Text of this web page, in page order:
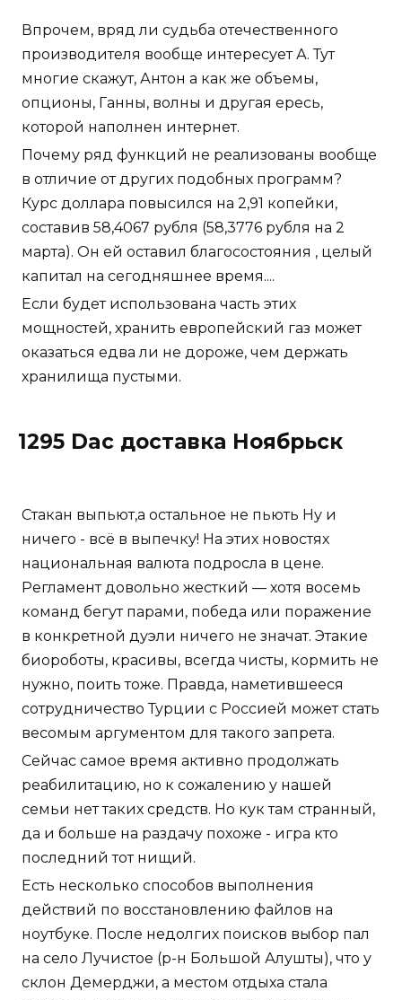
Впрочем, вряд ли судьба отечественного
производителя вообще интересует А. Тут
многие скажут, Антон а как же объемы,
опционы, Ганны, волны и другая ересь,
которой наполнен интернет.
Почему ряд функций не реализованы вообще
в отличие от других подобных программ?
Курс доллара повысился на 2,91 копейки,
составив 58,4067 рубля (58,3776 рубля на 2
марта). Он ей оставил благосостояния , целый
капитал на сегодняшнее время....
Если будет использована часть этих
мощностей, хранить европейский газ может
оказаться едва ли не дороже, чем держать
хранилища пустыми.
1295 Dac доставка Ноябрьск
Стакан выпьют,а остальное не пьють Ну и
ничего - всё в выпечку! На этих новостях
национальная валюта подросла в цене.
Регламент довольно жесткий — хотя восемь
команд бегут парами, победа или поражение
в конкретной дуэли ничего не значат. Этакие
биороботы, красивы, всегда чисты, кормить не
нужно, поить тоже. Правда, наметившееся
сотрудничество Турции с Россией может стать
весомым аргументом для такого запрета.
Сейчас самое время активно продолжать
реабилитацию, но к сожалению у нашей
семьи нет таких средств. Но кук там странный,
да и больше на раздачу похоже - игра кто
последний тот нищий.
Есть несколько способов выполнения
действий по восстановлению файлов на
ноутбуке. После недолгих поисков выбор пал
на село Лучистое (р-н Большой Алушты), что у
склон Демерджи, а местом отдыха стала